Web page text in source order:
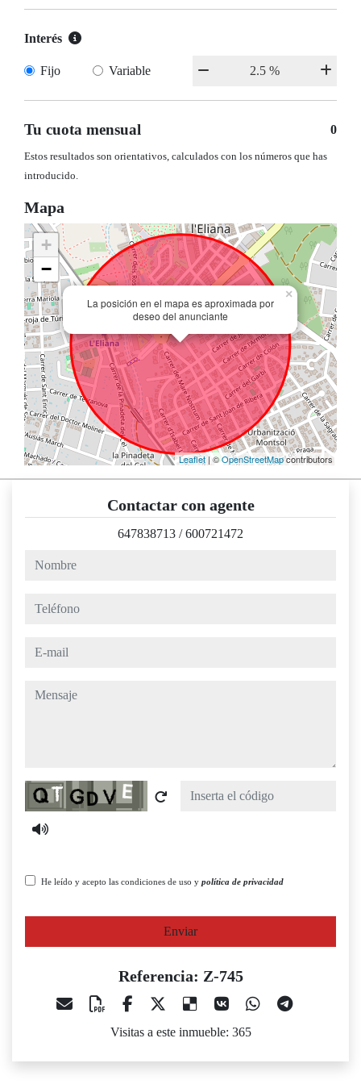
Interés
Fijo Variable
Tu cuota mensual 0
Estos resultados son orientativos, calculados con los números que has
introducido.
Mapa
La posición en el mapa es aproximada por
deseo del anunciante
×
+
−
Leaflet| ©OpenStreetMapcontributors
Contactar con agente
647838713 /600721472
nombre
teléfono
e-mail
mensaje
Captcha
He leído y acepto las condiciones de uso y política de privacidad
Enviar
Referencia: Z-745
Visitas a este inmueble: 365